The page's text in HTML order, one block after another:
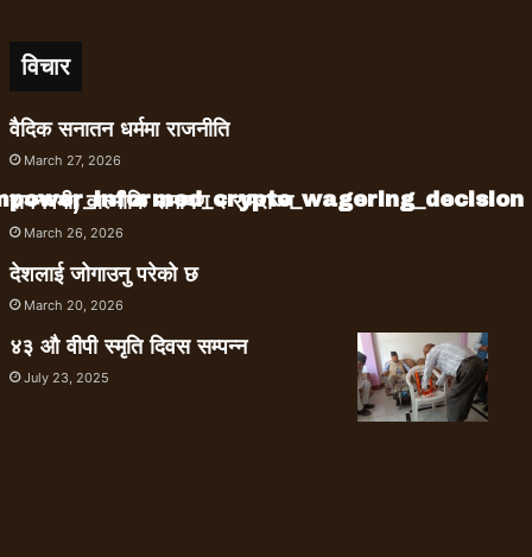
विचार
वैदिक सनातन धर्ममा राजनीति
March 27, 2026
रामनवमी, वाल्मीकि रामायण र रामराज्य
March 26, 2026
देशलाई जोगाउनु परेको छ
March 20, 2026
४३ औ वीपी स्मृति दिवस सम्पन्न
July 23, 2025